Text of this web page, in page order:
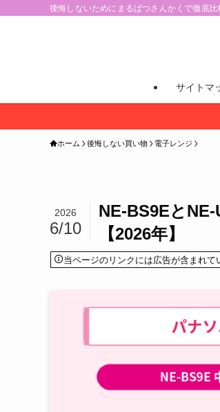
後悔しないためにまるばつさんかくで徹底
サイトマ
ホーム 後悔しない買い物 電子レンジ
NE-BS9Eと
【2026年】
2026
6/10
当ページのリンクには広告が含まれて